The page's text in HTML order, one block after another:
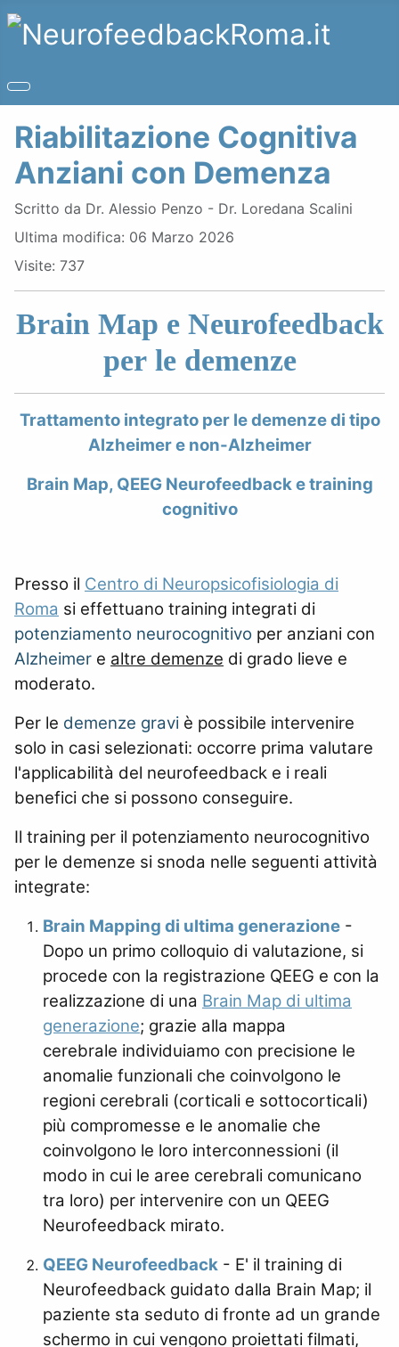
Riabilitazione Cognitiva
Anziani con Demenza
Dettagli
Scritto da Dr. Alessio Penzo - Dr. Loredana Scalini
Ultima modifica: 06 Marzo 2026
Visite: 737
Brain Map e Neurofeedback
per le demenze
Trattamento integrato per le demenze di tipo
Alzheimer e non-Alzheimer
Brain Map, QEEG Neurofeedback e training
cognitivo
Presso il Centro di Neuropsicofisiologia di
Roma si effettuano training integrati di
potenziamento neurocognitivo per anziani con
Alzheimer e altre demenze di grado lieve e
moderato.
Per le demenze gravi è possibile intervenire
solo in casi selezionati: occorre prima valutare
l'applicabilità del neurofeedback e i reali
benefici che si possono conseguire.
Il training per il potenziamento neurocognitivo
per le demenze si snoda nelle seguenti attività
integrate:
Brain Mapping di ultima generazione -
Dopo un primo colloquio di valutazione, si
procede con la registrazione QEEG e con la
realizzazione di una Brain Map di ultima
generazione; grazie alla mappa
cerebrale individuiamo con precisione le
anomalie funzionali che coinvolgono le
regioni cerebrali (corticali e sottocorticali)
più compromesse e le anomalie che
coinvolgono le loro interconnessioni (il
modo in cui le aree cerebrali comunicano
tra loro) per intervenire con un QEEG
Neurofeedback mirato.
QEEG Neurofeedback - E' il training di
Neurofeedback guidato dalla Brain Map; il
paziente sta seduto di fronte ad un grande
schermo in cui vengono proiettati filmati,